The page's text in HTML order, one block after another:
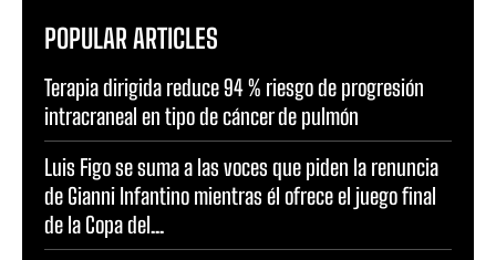
POPULAR ARTICLES
Terapia dirigida reduce 94 % riesgo de progresión
intracraneal en tipo de cáncer de pulmón
Luis Figo se suma a las voces que piden la renuncia
de Gianni Infantino mientras él ofrece el juego final
de la Copa del...